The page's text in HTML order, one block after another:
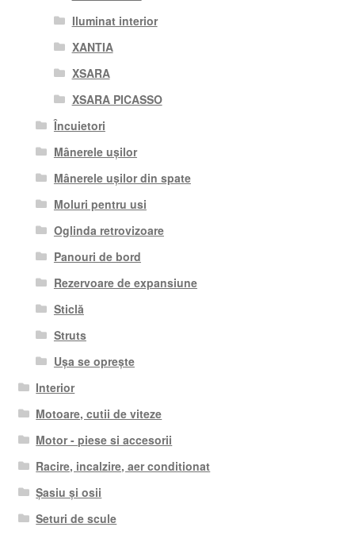
Iluminat interior
XANTIA
XSARA
XSARA PICASSO
Încuietori
Mânerele ușilor
Mânerele ușilor din spate
Moluri pentru usi
Oglinda retrovizoare
Panouri de bord
Rezervoare de expansiune
Sticlă
Struts
Ușa se oprește
Interior
Motoare, cutii de viteze
Motor - piese si accesorii
Racire, incalzire, aer conditionat
Șasiu și osii
Seturi de scule